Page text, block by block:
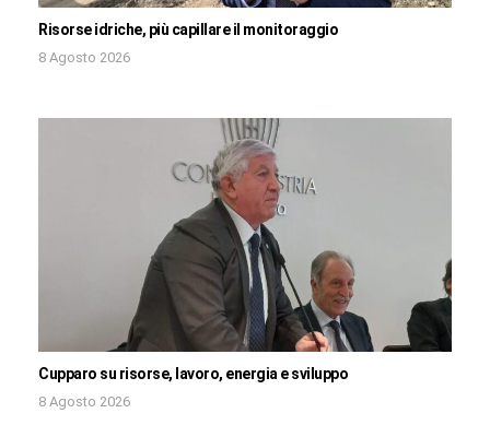
Risorse idriche, più capillare il monitoraggio
8 Agosto 2026
Cupparo su risorse, lavoro, energia e sviluppo
8 Agosto 2026